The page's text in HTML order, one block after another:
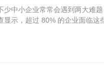
少中小企业常常会遇到两大难
显示，超过 80% 的企业面临这